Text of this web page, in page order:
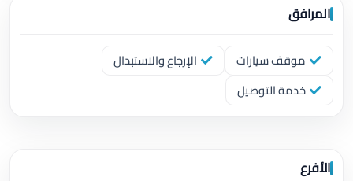
المرافق
موقف سيارات
الإرجاع والاستبدال
خدمة التوصيل
الأفرع